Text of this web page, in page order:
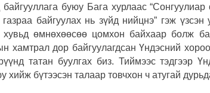
буюу Бага хурлаас “Сонгуулиар
байгуулах нь зүйд нийцнэ” гэж үзсэн
хувьд өмнөхөөсөө цомхон байхаар болж
хамтрал дор байгуулагдсан Үндэсний
татан буулгах биз. Тиймээс тэдгээр
хийж бүтээсэн талаар товчхон ч атугай